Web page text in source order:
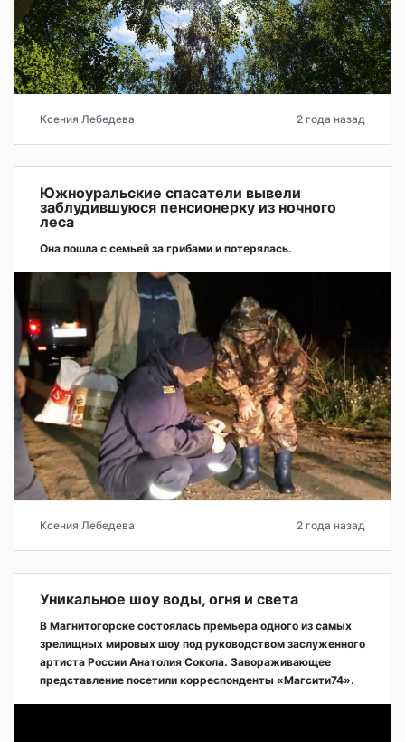
Ксения Лебедева 2 года назад
Южноуральские спасатели вывели
заблудившуюся пенсионерку из ночного
леса
Она пошла с семьей за грибами и потерялась.
Ксения Лебедева 2 года назад
Уникальное шоу воды, огня и света
В Магнитогорске состоялась премьера одного из самых
зрелищных мировых шоу под руководством заслуженного
артиста России Анатолия Сокола. Завораживающее
представление посетили корреспонденты «Магсити74».